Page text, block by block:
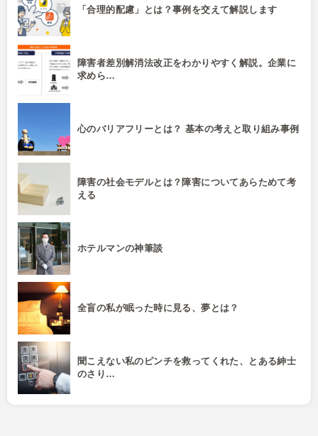
「合理的配慮」とは？事例を交えて解説します
障害者差別解消法改正をわかりやすく解説。企業に
求めら…
心のバリアフリーとは？ 基本の考えと取り組み事例
障害の社会モデルとは？障害についてあらためて考
える
ホテルマンの神筆談
全盲の私が眠った時に見る、夢とは？
聞こえない私のピンチを救ってくれた、とある紳士
のさり…